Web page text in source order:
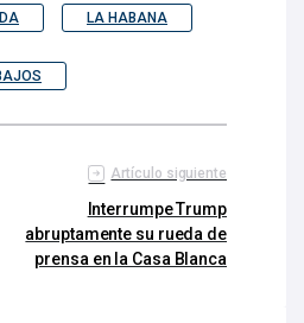
LA HABANA
Artículo siguiente
Interrumpe Trump
abruptamente su rueda de
prensa en la Casa Blanca